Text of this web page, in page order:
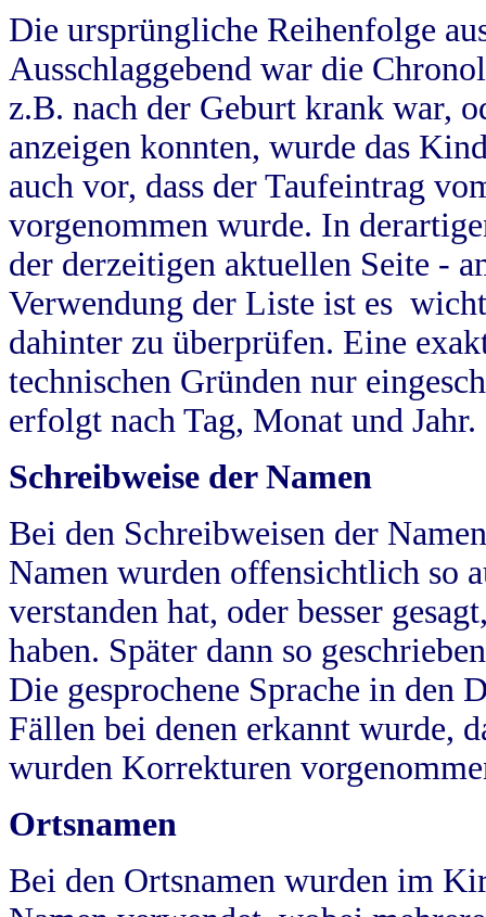
Die ursprüngliche Reihenfolge
Ausschlaggebend war die
z.B. nach der Geburt krank war,
anzeigen konnten, wurde das
auch vor, dass der Taufeintrag
vorgenommen wurde. In
der derzeitigen aktuellen Seite -
Verwendung der Liste ist es
dahinter zu überprüfen. Eine
technischen Gründen nur
erfolgt nach Tag, Monat und Jahr.
Schreibweise der Namen
Bei den Schreibweisen der
Namen wurden offensichtlich so
verstanden hat, oder besser
haben. Später dann so
Die gesprochene Sprache in
Fällen bei denen erkannt wurde,
wurden Korrekturen
Ortsnamen
Bei den Ortsnamen wurden im